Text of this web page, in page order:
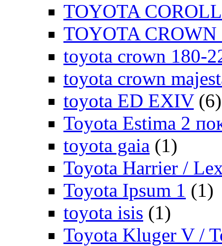
TOYOTA
TOYOTA CROWN
toyota crown 180-
toyota crown
toyota ED EXIV (6)
Toyota Estima 2
toyota gaia (1)
Toyota Harrier /
Toyota Ipsum 1 (1)
toyota isis (1)
Toyota Kluger V /